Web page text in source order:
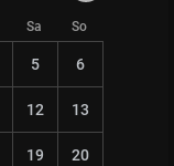
Sa So
5 6
12 13
19 20